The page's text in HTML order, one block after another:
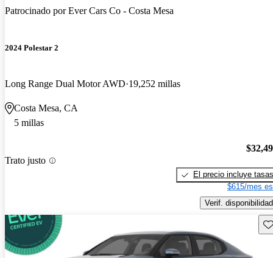
Patrocinado porEver Cars Co - Costa Mesa
2024 Polestar 2
Long Range Dual Motor AWD 19,252 millas
Costa Mesa, CA
5 millas
Trato justo
El precio incluye tasas
$615/mes
Verif. disponibilidad